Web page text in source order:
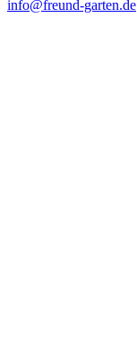
info@freund-garten.de